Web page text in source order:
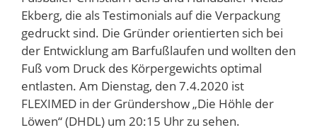
Ekberg, die als Testimonials auf die Verpackung
gedruckt sind. Die Gründer orientierten sich bei
der Entwicklung am Barfußlaufen und wollten den
Fuß vom Druck des Körpergewichts optimal
entlasten. Am Dienstag, den 7.4.2020 ist
FLEXIMED in der Gründershow „Die Höhle der
Löwen“ (DHDL) um 20:15 Uhr zu sehen.